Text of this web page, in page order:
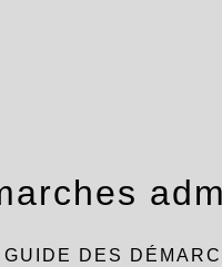
GUIDE DES